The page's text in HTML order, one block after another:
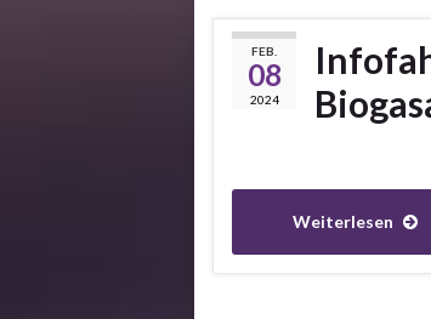
FEB.
08
2024
Weiterlesen